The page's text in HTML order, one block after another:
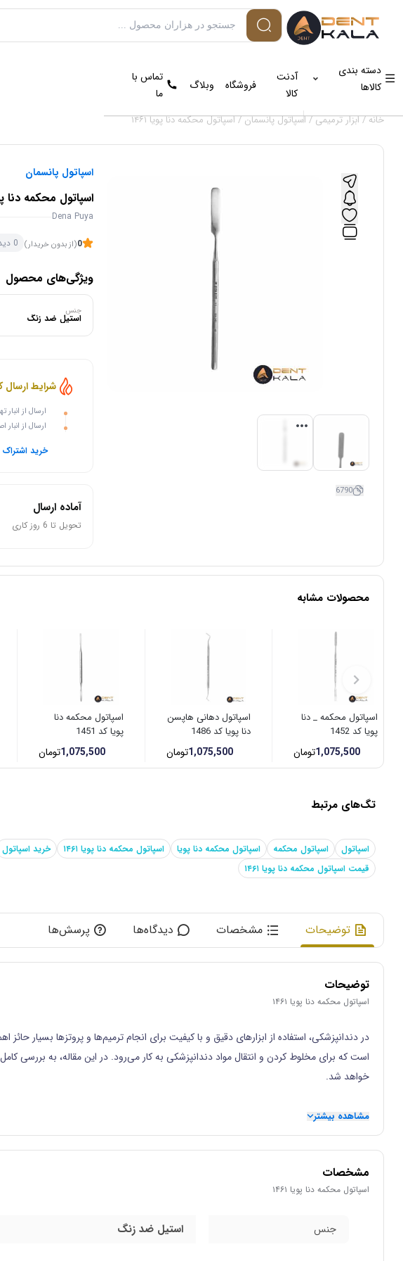
دسته بندی
کالاها
آدنت
کالا
فروشگاه وبلاگ
تماس با
ما
خانه/ابزار ترمیمی/اسپاتول پانسمان/ اسپاتول محکمه دنا پویا ۱۴۶۱
6790
اسپاتول پانسمان
اسپاتول محکمه دنا پویا
Dena Puya
0(از بدون خریدار) 0 دیدگاه
ویژگی‌های محصول
جنس
استیل ضد زنگ
شرایط ارسال
ارسال از انبار تهران: 1 الی
ارسال از
خرید اشتراک
آماده ارسال
تحویل تا 6 روز کاری
محصولات مشابه
اسپاتول محکمه _ دنا
پویا کد 1452
1,075,500تومان
اسپاتول دهانی هاپسن
دنا پویا کد 1486
1,075,500تومان
اسپاتول محکمه دنا
پویا کد 1451
1,075,500تومان
تگ‌های مرتبط
اسپاتول اسپاتول محکمه اسپاتول محکمه دنا پویا اسپاتول محکمه دنا پویا ۱۴۶۱ خرید اسپاتول
قیمت اسپاتول محکمه دنا پویا ۱۴۶۱
توضیحات مشخصات دیدگاه‌ها پرسش‌ها
توضیحات
اسپاتول محکمه دنا پویا ۱۴۶۱
در دندانپزشکی، استفاده از ابزارهای دقیق و با کیفیت برای انجام ترمیم‌ها و پروتزها بسیار
است که برای مخلوط کردن و انتقال مواد دندانپزشکی به کار می‌رود. در این مقاله، به بررسی
خواهد شد.
تعریف و معرفیاسپاتول محکمه دنا پویا
مشاهده بیشتر
مشخصات
اسپاتول محکمه دنا پویا ۱۴۶۱
جنس استیل ضد زنگ